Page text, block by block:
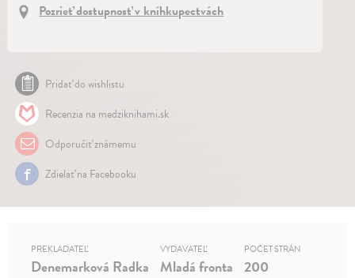
Pozrieť dostupnosť v kníhkupectvách
Pridať do wishlistu
Recenzia na medziknihami.sk
Odporučiť známemu
Zdielať na Facebooku
PREKLADATEĽ
Denemarková Radka
VYDAVATEĽ
Mladá fronta
POČET STRÁN
200